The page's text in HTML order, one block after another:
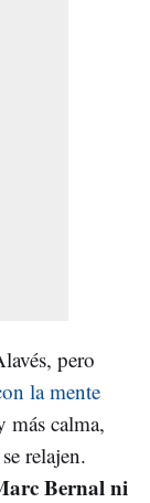
pero
la mente
más calma,
relajen.
Bernal ni